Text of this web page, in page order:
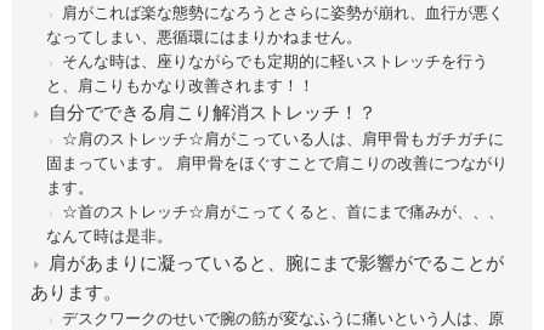
肩がこれば楽な態勢になろうとさらに姿勢が崩れ、血行が悪く
なってしまい、悪循環にはまりかねません。
そんな時は、座りながらでも定期的に軽いストレッチを行う
と、肩こりもかなり改善されます！！
自分でできる肩こり解消ストレッチ！？
☆肩のストレッチ☆肩がこっている人は、肩甲骨もガチガチに
固まっています。 肩甲骨をほぐすことで肩こりの改善につながり
ます。
☆首のストレッチ☆肩がこってくると、首にまで痛みが、、、
なんて時は是非。
肩があまりに凝っていると、腕にまで影響がでることが
あります。
デスクワークのせいで腕の筋が変なふうに痛いという人は、原